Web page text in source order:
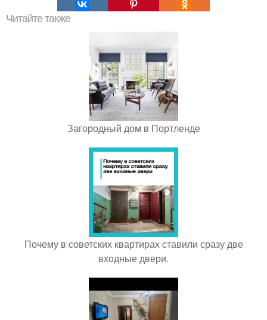
Читайте также
Загородный дом в Портленде
Почему в советских квартирах ставили сразу две
входные двери.